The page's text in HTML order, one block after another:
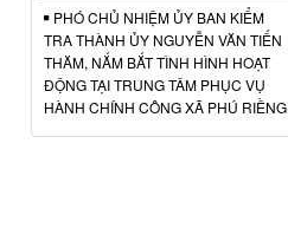
PHÓ CHỦ NHIỆM ỦY BAN KIỂM
TRA THÀNH ỦY NGUYỄN VĂN TIẾN
THĂM, NẮM BẮT TÌNH HÌNH HOẠT
ĐỘNG TẠI TRUNG TÂM PHỤC VỤ
HÀNH CHÍNH CÔNG XÃ PHÚ RIỀNG